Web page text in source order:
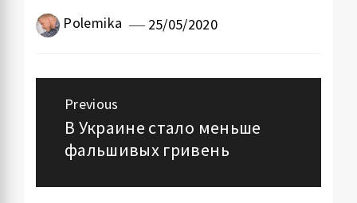
Polemika 25/05/2020
Навигация
записям
Previous
Previous
post:
В Украине стало меньше
фальшивых гривень